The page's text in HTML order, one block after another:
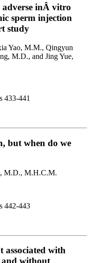
adverse inÂ vitro
sperm injection
study
Yao, M.M., Qingyun
M.D., and Jing Yue,
433-441
but when do we
M.D., M.H.C.M.
442-443
with
without